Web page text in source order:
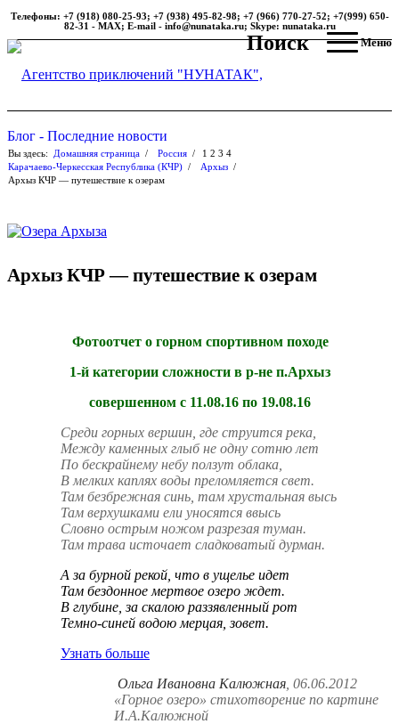
Телефоны: +7 (918) 080-25-93; +7 (938) 495-82-98; +7 (966) 770-27-52; +7(999) 650-
82-31 - MAX; E-mail - info@nunataka.ru; Skype: nunataka.ru
Поиск Меню
Блог - Последние новости
Вы здесь: Домашняя страница 1
/ Россия 2
/
Карачаево-Черкесская Республика (КЧР)
3
/
Архыз
4
/
Архыз КЧР — путешествие к озерам
Архыз КЧР — путешествие к озерам
Фотоотчет о горном спортивном походе
1-й категории сложности в р-не п.Архыз
совершенном с 11.08.16 по 19.08.16
Среди горных вершин, где струится река,
Между каменных глыб не одну сотню лет
По бескрайнему небу ползут облака,
В мелких каплях воды преломляется свет.
Там безбрежная синь, там хрустальная высь
Там верхушками ели уносятся ввысь
Словно острым ножом разрезая туман.
Там трава источает сладковатый дурман.
А за бурной рекой, что в ущелье идет
Там бездонное мертвое озеро ждет.
В глубине, за скалою раззявленный рот
Темно-синей водою мерцая, зовет.
Узнать больше
Ольга Ивановна Калюжная , 06.06.2012
«Горное озеро» стихотворение по картине
И.А.Калюжной